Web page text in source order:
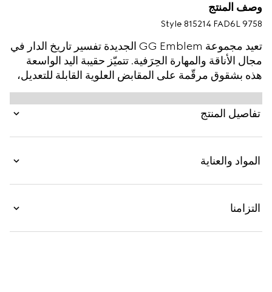
وصف المنتج
Style ‎815214 FAD6L 9758
تعيد مجموعة GG Emblem الجديدة تفسير تاريخ الدار في
مجال الأناقة والمهارة الحِرَفية. تتميّز حقيبة اليد الواسعة
هذه بشقوق مرقّمة على المقابض العلوية القابلة للتعديل،
وذلك بوحي من عالم الفروسية.
تفاصيل المنتج
المواد والعناية
التزامنا